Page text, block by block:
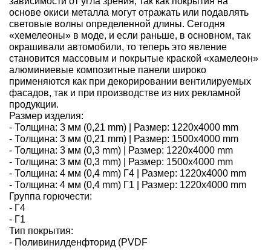
основе окиси металла могут отражать или подавлять
световые волны определенной длины. Сегодня
«хемелеоны» в моде, и если раньше, в основном, так
окрашивали автомобили, то теперь это явление
становится массовым и покрытые краской «хамелеон»
алюминиевые композитные панели широко
применяются как при декорировании вентилируемых
фасадов, так и при производстве из них рекламной
продукции.
Размер изделия:
- Толщина: 3 мм (0,21 mm) | Размер: 1220х4000 mm
- Толщина: 3 мм (0,21 mm) | Размер: 1500х4000 mm
- Толщина: 3 мм (0,3 mm) | Размер: 1220х4000 mm
- Толщина: 3 мм (0,3 mm) | Размер: 1500х4000 mm
- Толщина: 4 мм (0,4 mm) Г4 | Размер: 1220х4000 mm
- Толщина: 4 мм (0,4 mm) Г1 | Размер: 1220х4000 mm
Группа горючести:
- Г4
- Г1
Тип покрытия:
- Поливинилденфторид (PVDF